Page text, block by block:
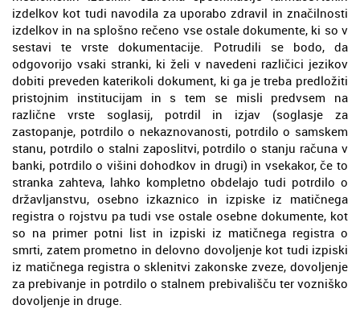
izdelkov kot tudi navodila za uporabo zdravil in značilnosti
izdelkov in na splošno rečeno vse ostale dokumente, ki so v
sestavi te vrste dokumentacije. Potrudili se bodo, da
odgovorijo vsaki stranki, ki želi v navedeni različici jezikov
dobiti preveden katerikoli dokument, ki ga je treba predložiti
pristojnim institucijam in s tem se misli predvsem na
različne vrste soglasij, potrdil in izjav (soglasje za
zastopanje, potrdilo o nekaznovanosti, potrdilo o samskem
stanu, potrdilo o stalni zaposlitvi, potrdilo o stanju računa v
banki, potrdilo o višini dohodkov in drugi) in vsekakor, če to
stranka zahteva, lahko kompletno obdelajo tudi potrdilo o
državljanstvu, osebno izkaznico in izpiske iz matičnega
registra o rojstvu pa tudi vse ostale osebne dokumente, kot
so na primer potni list in izpiski iz matičnega registra o
smrti, zatem prometno in delovno dovoljenje kot tudi izpiski
iz matičnega registra o sklenitvi zakonske zveze, dovoljenje
za prebivanje in potrdilo o stalnem prebivališču ter vozniško
dovoljenje in druge.